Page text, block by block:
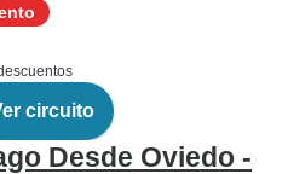
circuito
Desde Oviedo -